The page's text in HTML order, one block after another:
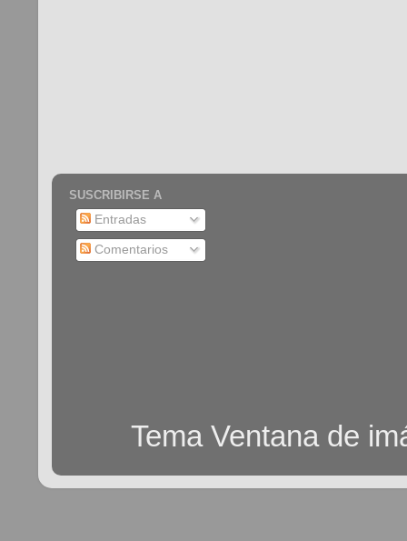
SUSCRIBIRSE A
Entradas
Comentarios
Tema Ventana de